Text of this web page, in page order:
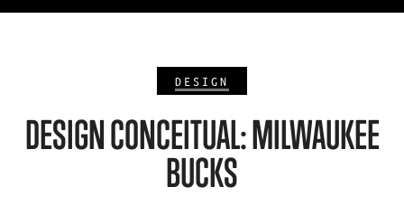
DESIGN
DESIGN CONCEITUAL: MILWAUKEE
BUCKS